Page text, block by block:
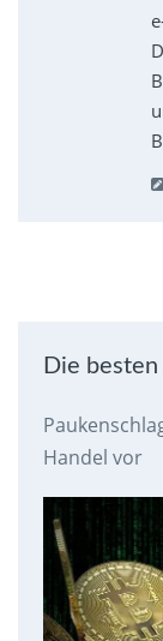
Die besten
Handel vor